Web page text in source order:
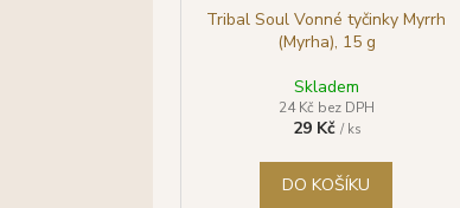
Tribal Soul Vonné tyčinky Myrrh
(Myrha), 15 g
Skladem
24 Kč bez DPH
29 Kč / ks
DO KOŠÍKU